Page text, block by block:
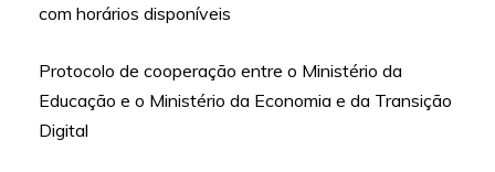
com horários disponíveis
Protocolo de cooperação entre o Ministério da
Educação e o Ministério da Economia e da Transição
Digital